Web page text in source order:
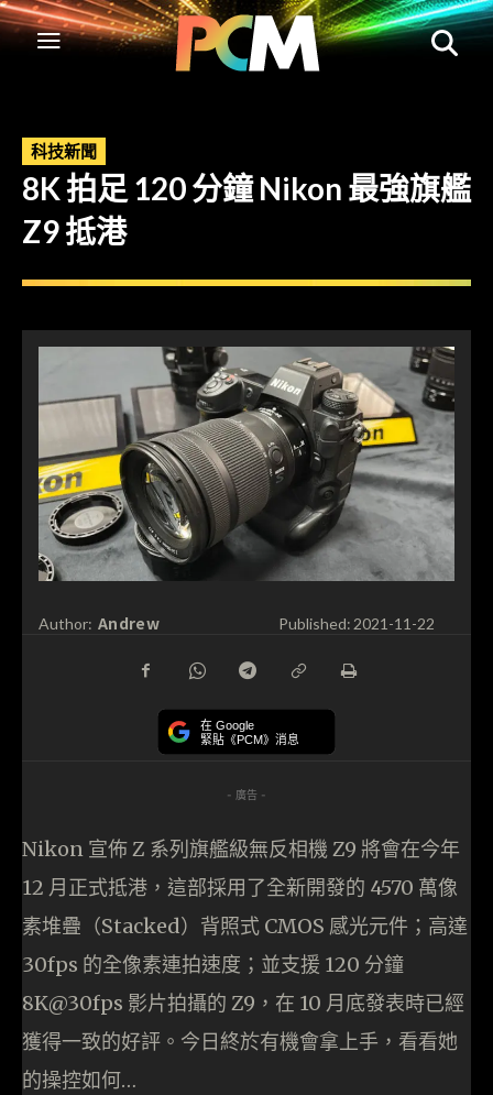
科技新聞
8K 拍足 120 分鐘 Nikon 最強旗艦
Z9 抵港
Author: Andrew Published: 2021-11-22
在 Google
緊貼《PCM》消息
- 廣告 -
Nikon 宣佈 Z 系列旗艦級無反相機 Z9 將會在今年
12 月正式抵港，這部採用了全新開發的 4570 萬像
素堆疊（Stacked）背照式 CMOS 感光元件；高達
30fps 的全像素連拍速度；並支援 120 分鐘
8K@30fps 影片拍攝的 Z9，在 10 月底發表時已經
獲得一致的好評。今日終於有機會拿上手，看看她
的操控如何…